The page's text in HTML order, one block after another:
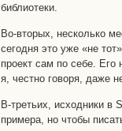
библиотеки.
Во-вторых, несколько
сегодня это уже «не тот»
проект сам по себе. Его
я, честно говоря, даже
В-третьих, исходники в
примера, но чтобы